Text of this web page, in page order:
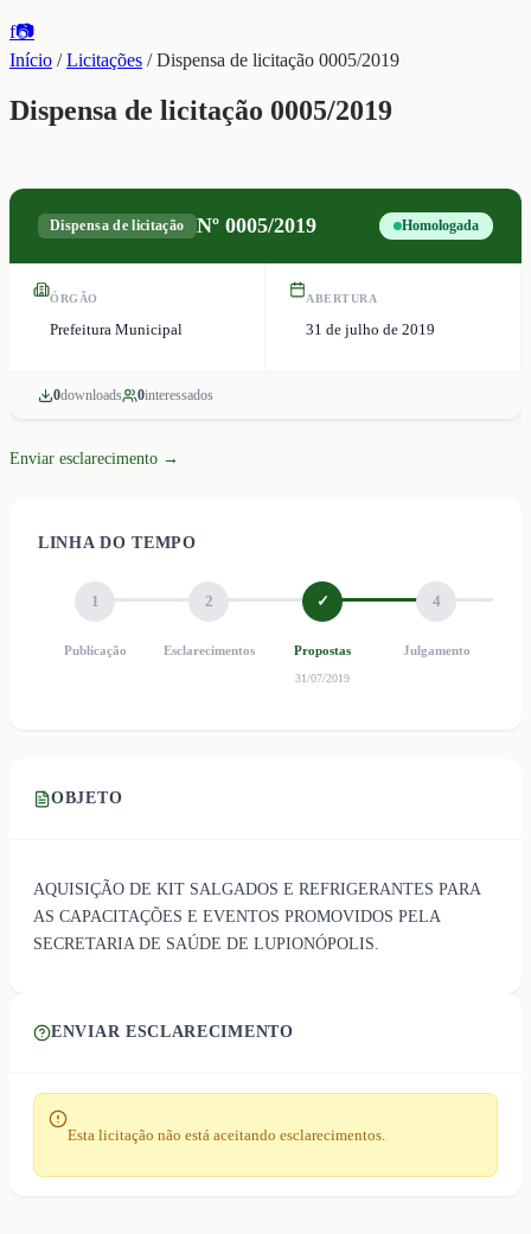
f📷
Início /Licitações /Dispensa de licitação 0005/2019
Dispensa de licitação 0005/2019
Dispensa de licitação Nº 0005/2019 Homologada
ÓRGÃO
Prefeitura Municipal
ABERTURA
31 de julho de 2019
0downloads 0interessados
Enviar esclarecimento →
LINHA DO TEMPO
1
Publicação
2
Esclarecimentos
✓
Propostas
31/07/2019
4
Julgamento
OBJETO
AQUISIÇÃO DE KIT SALGADOS E REFRIGERANTES PARA
AS CAPACITAÇÕES E EVENTOS PROMOVIDOS PELA
SECRETARIA DE SAÚDE DE LUPIONÓPOLIS.
ENVIAR ESCLARECIMENTO
Esta licitação não está aceitando esclarecimentos.